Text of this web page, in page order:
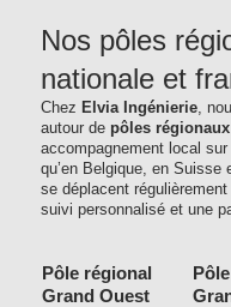
Nos pôles
nationale et
Chez Elvia Ingénierie,
autour de pôles régionaux
accompagnement local
qu’en Belgique, en
se déplacent
suivi personnalisé et une
Pôle régional
Grand Ouest